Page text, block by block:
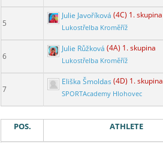
5
Julie Javoříková (4C) 1. skupina
Lukostřelba Kroměříž
6
Julie Růžková (4A) 1. skupina
Lukostřelba Kroměříž
7
Eliška Šmoldas (4D) 1. skupina
SPORTAcademy Hlohovec
POS. ATHLETE